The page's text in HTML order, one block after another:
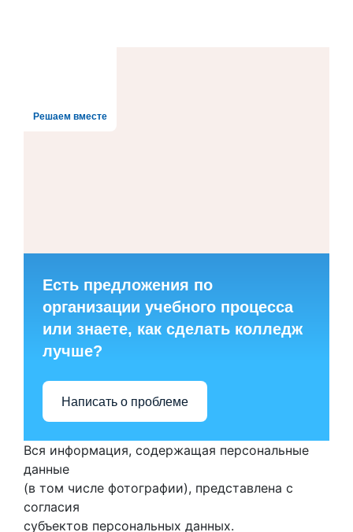
Решаем вместе
Есть предложения по
организации учебного процесса
или знаете, как сделать колледж
лучше?
Написать о проблеме
Вся информация, содержащая персональные
данные
(в том числе фотографии), представлена с
согласия
субъектов персональных данных.